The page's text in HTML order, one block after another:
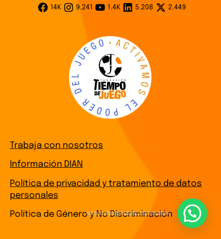
14K 9.241 1.4K 5.208 2.449
Trabaja con nosotros
Información DIAN
Política de privacidad y tratamiento de datos
personales
Política de Género y No Discriminación
¿Necesitas Ayuda?